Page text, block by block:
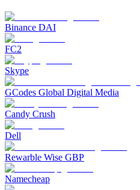
Binance DAI
FC2
Skype
GCodes Global Digital Media
Candy Crush
Dell
Rewarble Wise GBP
Namecheap